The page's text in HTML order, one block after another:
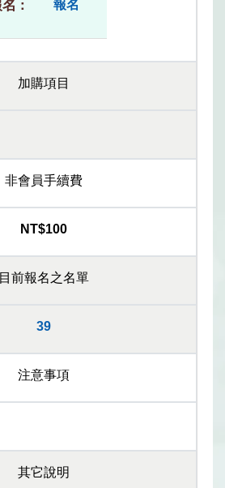
報名
加購項目
非會員手續費
NT$100
目前報名之名單
39
注意事項
其它說明